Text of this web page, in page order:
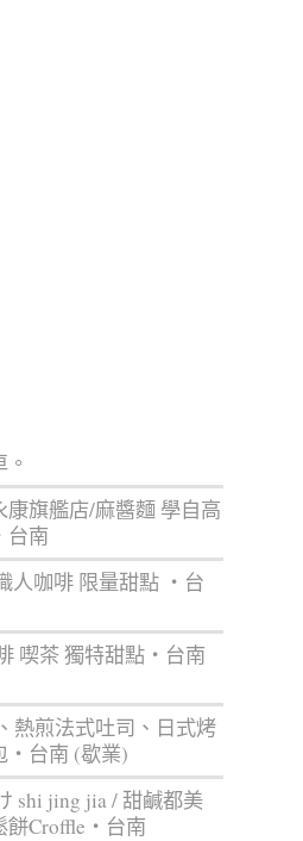
旗艦店/麻醬麵 學自高
台南
人咖啡 限量甜點 ‧台
喫茶 獨特甜點‧台南
熱煎法式吐司、日式烤
‧台南 (歇業)
shi jing jia / 甜鹹都美
餅Croffle‧台南